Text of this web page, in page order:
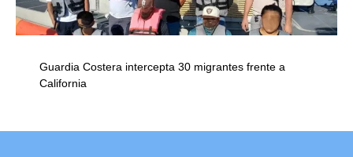
Guardia Costera intercepta 30 migrantes frente a
California